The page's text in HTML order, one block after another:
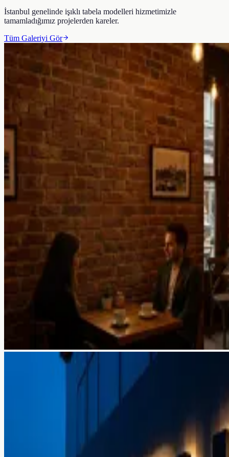
İstanbul genelinde işıklı tabela modelleri hizmetimizle
tamamladığımız projelerden kareler.
Tüm Galeriyi Gör